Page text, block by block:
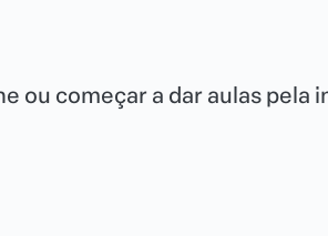
ou começar a dar aulas pela